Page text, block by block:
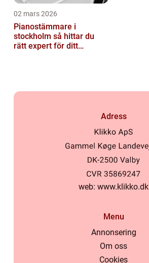
02 mars 2026
Pianostämmare i
stockholm så hittar du
rätt expert för ditt
Adress
web: www.klikko.dk
Menu
Annonsering
Om oss
Cookies